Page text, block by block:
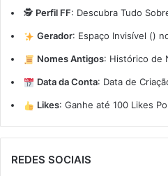
🕵️ Perfil FF: Descubra Tudo
Gerador: Espaço Invisível (ㅤ)
Nomes Antigos: Histórico de
Data da Conta: Data de
Likes: Ganhe até 100 Likes
REDES SOCIAIS